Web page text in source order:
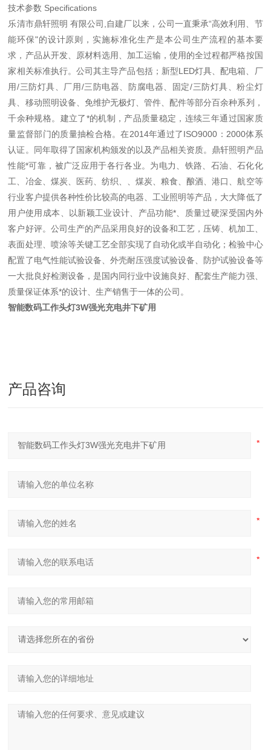
技术参数 Specifications
乐清市鼎轩照明 有限公司,自建厂以来，公司一直秉承“高效利用、节
能环保"的设计原则，实施标准化生产是本公司生产流程的基本要
求，产品从开发、原材料选用、加工运输，使用的全过程都严格按国
家相关标准执行。公司其主导产品包括；新型LED灯具、配电箱、厂
用/三防灯具、厂用/三防电器、防腐电器、固定/三防灯具、粉尘灯
具、移动照明设备、免维护无极灯、管件、配件等部分百余种系列，
千余种规格。建立了*的机制，产品质量稳定，连续三年通过国家质
量监督部门的质量抽检合格。在2014年通过了ISO9000：2000体系
认证。同年取得了国家机构颁发的以及产品相关资质。鼎轩照明产品
性能*可靠，被广泛应用于各行各业。为电力、铁路、石油、石化化
工、冶金、煤炭、医药、纺织、、煤炭、粮食、酿酒、港口、航空等
行业客户提供各种性价比较高的电器、工业照明等产品，大大降低了
用户使用成本、以新颖工业设计、产品功能*、质量过硬深受国内外
客户好评。公司生产的产品采用良好的设备和工艺，压铸、机加工、
表面处理、喷涂等关键工艺全部实现了自动化或半自动化；检验中心
配置了电气性能试验设备、外壳耐压强度试验设备、防护试验设备等
一大批良好检测设备，是国内同行业中设施良好、配套生产能力强、
质量保证体系*的设计、生产销售于一体的公司。
智能数码工作头灯3W强光充电井下矿用
产品咨询